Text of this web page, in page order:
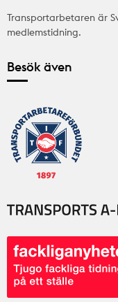
Transportarbetaren är
medlemstidning.
Besök även